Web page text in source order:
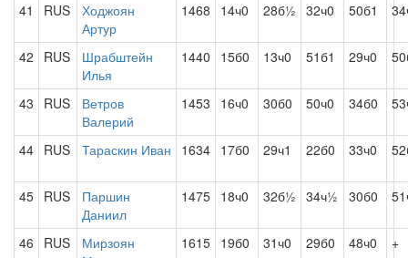
41 RUS
Ходжоян
Артур
1468 14ч0 28б½ 32ч0 50б1
42 RUS
Шрабштейн
Илья
1440 15б0 13ч0 51б1 29ч0
43 RUS
Ветров
Валерий
1453 16ч0 30б0 50ч0 34б0
44 RUS Тараскин Иван 1634 17б0 29ч1 22б0 33ч0
45 RUS
Паршин
Даниил
1475 18ч0 32б½ 34ч½ 30б0
46 RUS
Мирзоян
1615 19б0 31ч0 29б0 48ч0 +